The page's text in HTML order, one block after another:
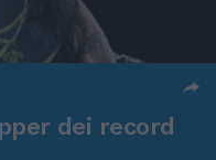
dei record